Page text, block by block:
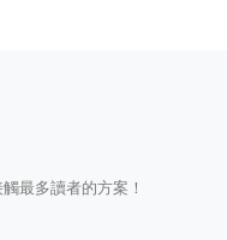
最多讀者的方案！